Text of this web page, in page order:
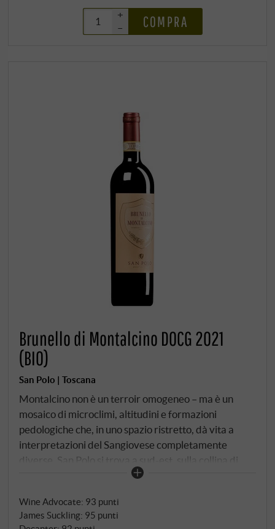
+
–
COMPRA
Brunello di Montalcino DOCG 2021
(BIO)
San Polo | Toscana
Montalcino non è un terroir omogeneo – ma è un
mosaico di microclimi, altitudini e formazioni
pedologiche che, in uno spazio ristretto, dà vita a
interpretazioni del Sangiovese completamente
diverse. San Polo si trova a sud-est, sulla collina di
Podernovi, dove il vulcano spento del Monte Amiata
depositi piroclastici che conferiscono al Sangiovese
una nota minerale che solo pochi altri appezzamenti
Wine Advocate: 93 punti
James Suckling: 95 punti